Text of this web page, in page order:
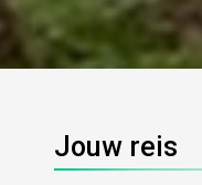
Jouw reis